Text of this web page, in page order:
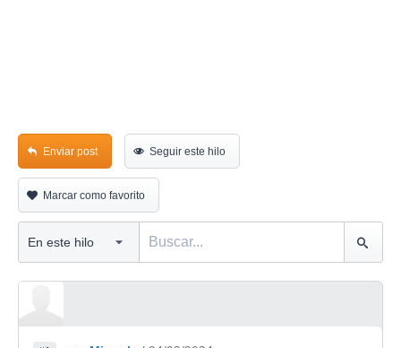
Enviar post Seguir este hilo
Marcar como favorito